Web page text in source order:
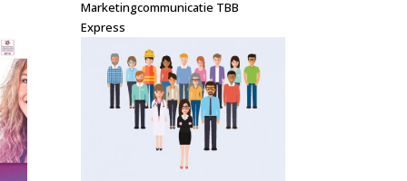
Marketingcommunicatie TBB
Express